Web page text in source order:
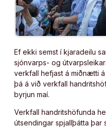
Ef ekki semst í kjaradeilu
sjónvarps- og
verkfall hefjast á miðnætti
þá á við verkfall
byrjun maí.
Verkfall handritshöfunda
útsendingar spjallþátta þar